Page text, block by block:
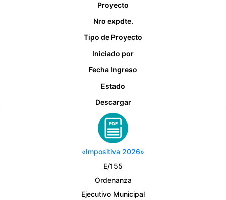
Proyecto
Nro expdte.
Tipo de Proyecto
Iniciado por
Fecha Ingreso
Estado
Descargar
«Impositiva 2026»
E/155
Ordenanza
Ejecutivo Municipal